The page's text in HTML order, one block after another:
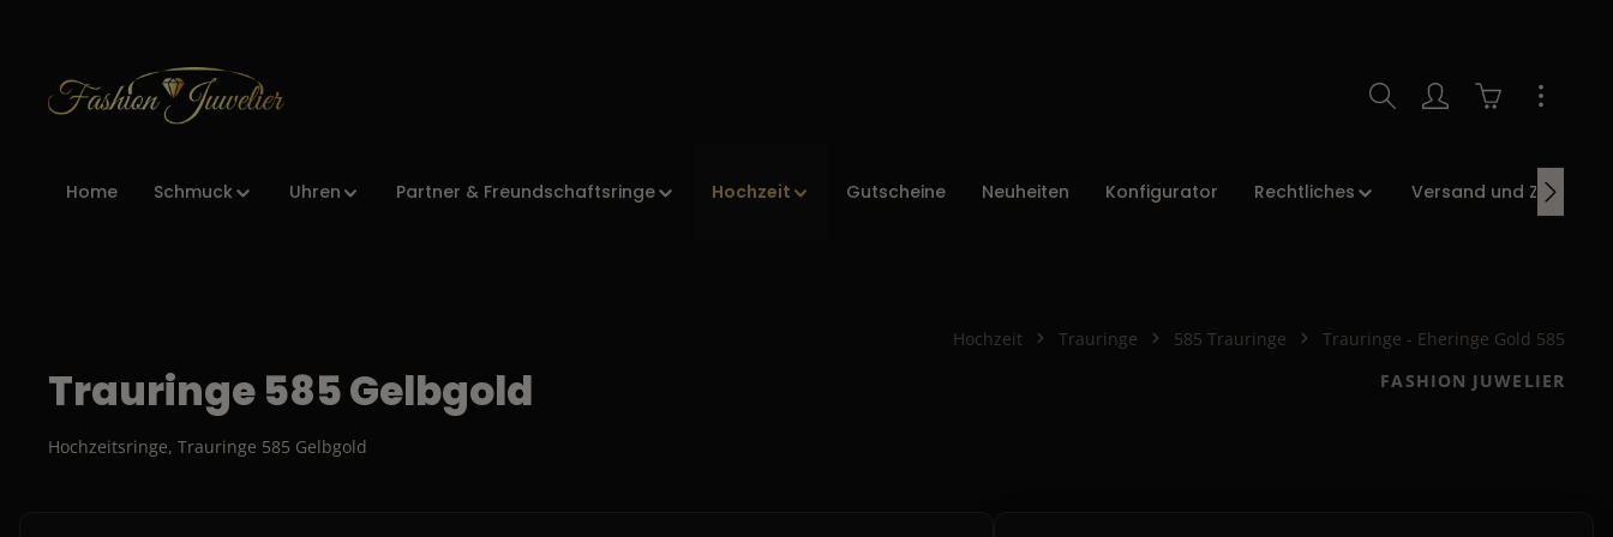
Warenkorb
Home Schmuck Uhren Partner & Freundschaftsringe Gutscheine Neuheiten Konfigurator Rechtliches Versand und Zahlung
Hochzeit Trauringe 585 Trauringe Trauringe - Eheringe Gold 585
Trauringe 585 Gelbgold FASHION JUWELIER
Hochzeitsringe, Trauringe 585 Gelbgold